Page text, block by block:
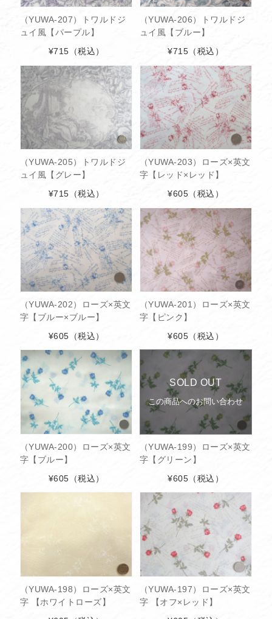
（YUWA-207）トワルドジ
ュイ風【パープル】
¥715 （税込）
（YUWA-206）トワルドジ
ュイ風【ブルー】
¥715 （税込）
（YUWA-205）トワルドジ
ュイ風【グレー】
¥715 （税込）
（YUWA-203）ローズ×英文
字【レッド×レッド】
¥605 （税込）
（YUWA-202）ローズ×英文
字【ブルー×ブルー】
¥605 （税込）
（YUWA-201）ローズ×英文
字【ピンク】
¥605 （税込）
（YUWA-200）ローズ×英文
字【ブルー】
¥605 （税込）
SOLD OUT
この商品へのお問い合わせ
（YUWA-199）ローズ×英文
字【グリーン】
¥605 （税込）
（YUWA-198）ローズ×英文
字 【ホワイトローズ】
（YUWA-197）ローズ×英文
字 【オフ×レッド】